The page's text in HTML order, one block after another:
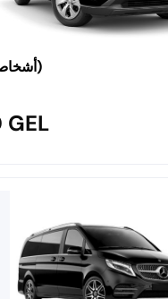
SUV (1-4 أشخاص)